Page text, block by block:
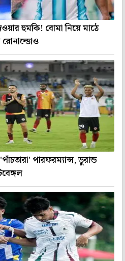
হুমকি! বোমা নিয়ে মাঠে
রোনাল্ডোও
পারফরম্যান্স, ডুরান্ড